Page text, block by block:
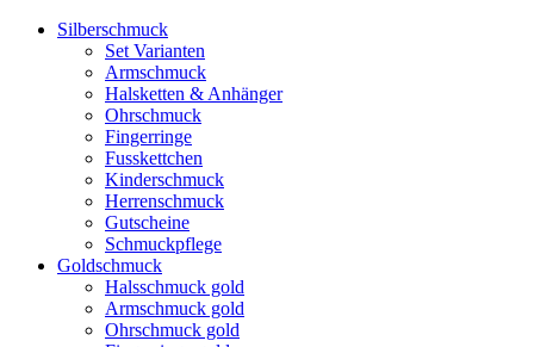
Silberschmuck
Set Varianten
Armschmuck
Halsketten & Anhänger
Ohrschmuck
Fingerringe
Fusskettchen
Kinderschmuck
Herrenschmuck
Gutscheine
Schmuckpflege
Goldschmuck
Halsschmuck gold
Armschmuck gold
Ohrschmuck gold